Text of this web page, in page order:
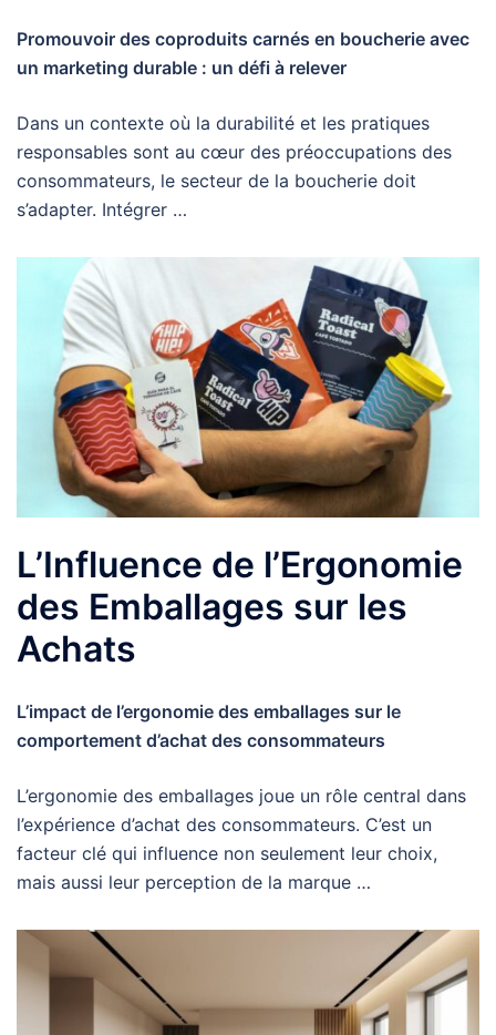
Promouvoir des coproduits carnés en boucherie avec
un marketing durable : un défi à relever
Dans un contexte où la durabilité et les pratiques
responsables sont au cœur des préoccupations des
consommateurs, le secteur de la boucherie doit
s’adapter. Intégrer …
L’Influence de l’Ergonomie
des Emballages sur les
Achats
L’impact de l’ergonomie des emballages sur le
comportement d’achat des consommateurs
L’ergonomie des emballages joue un rôle central dans
l’expérience d’achat des consommateurs. C’est un
facteur clé qui influence non seulement leur choix,
mais aussi leur perception de la marque …